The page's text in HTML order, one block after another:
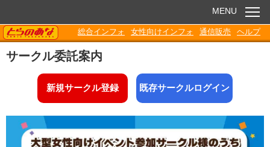
お知らせ
電子書籍
Q&A
MENU
TORANOANA
総合インフォ 女性向けインフォ 通信販売 ヘルプ
サークル委託案内
新規サークル登録 既存サークルログイン